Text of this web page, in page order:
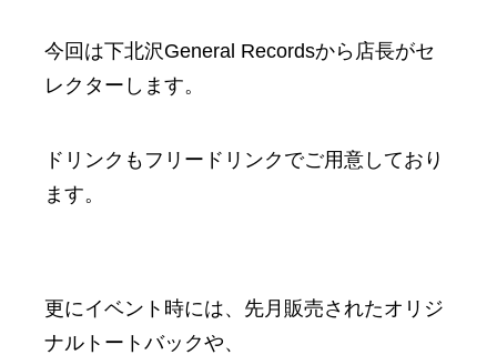
今回は下北沢General Recordsから店長がセ
レクターします。
ドリンクもフリードリンクでご用意しており
ます。
更にイベント時には、先月販売されたオリジ
ナルトートバックや、